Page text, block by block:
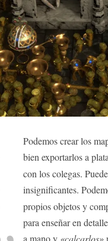
Podemos crear los
bien exportarlos a
con los colegas.
insignificantes.
propios objetos y
para enseñar en
a mano y «calcarlos»